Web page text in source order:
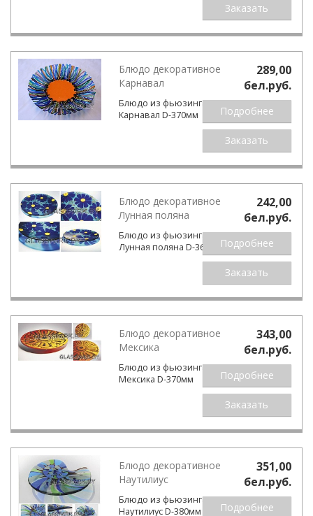
Заказать
Блюдо декоративное
Карнавал
Блюдо из фьюзинга
Карнавал D-370мм
289,00
бел.pуб.
Подробнее
Заказать
Блюдо декоративное
Лунная поляна
Блюдо из фьюзинга
Лунная поляна D-360мм
242,00
бел.pуб.
Подробнее
Заказать
Блюдо декоративное
Мексика
Блюдо из фьюзинга
Мексика D-370мм
343,00
бел.pуб.
Подробнее
Заказать
Блюдо декоративное
Наутилиус
Блюдо из фьюзинга
Наутилиус D-380мм
351,00
бел.pуб.
Подробнее